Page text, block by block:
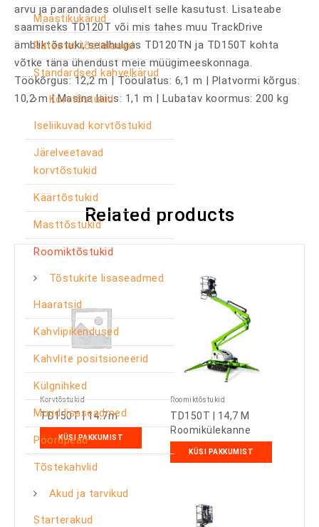
Maastikukärud
Ratastel tõstelauad
Standardsed kahvelkärud
Korvtõstukid
Iseliikuvad korvtõstukid
Järelveetavad
korvtõstukid
Käärtõstukid
Masttõstukid
Roomiktõstukid
Tõstukite lisaseadmed
Haaratsid
Kahvlipikendused
Kahvlite positsioneerid
Külgnihked
Muud lisaseadmed
Pöördpead
Tõstekahvlid
Akud ja tarvikud
Starterakud
arvu ja parandades oluliselt selle kasutust. Lisateabe
saamiseks TD120T või mis tahes muu TrackDrive
ämbliktõstuki, sealhulgas TD120TN ja TD150T kohta
võtke täna ühendust meie müügimeeskonnaga.
Töökõrgus: 12,2 m | Tööulatus: 6,1 m | Platvormi kõrgus:
10,2 m | Masina laius: 1,1 m | Lubatav koormus: 200 kg
Related products
Korvtõstukid
TD150T | 14.7m
KÜSI PAKKUMIST
Roomiktõstukid
TD150T | 14,7 M
Roomikülekanne
KÜSI PAKKUMIST